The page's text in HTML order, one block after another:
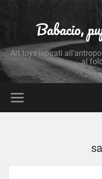
Babacio,
Art toys ispirati
al